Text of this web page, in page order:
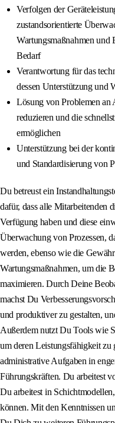
Verfolgen der
zustandsorientierte
Wartungsmaßnahmen und
Bedarf
Verantwortung für das
dessen Unterstützung und
Lösung von Problemen an
reduzieren und die
ermöglichen
Unterstützung bei der
und Standardisierung von
Du betreust ein
dafür, dass alle Mitarbeitenden
Verfügung haben und diese
Überwachung von Prozessen,
werden, ebenso wie die
Wartungsmaßnahmen, um die
maximieren. Durch Deine
machst Du
und produktiver zu gestalten,
Außerdem nutzt Du Tools wie
um deren Leistungsfähigkeit zu
administrative Aufgaben in
Führungskräften. Du arbeitest
Du arbeitest in
können. Mit den Kenntnissen